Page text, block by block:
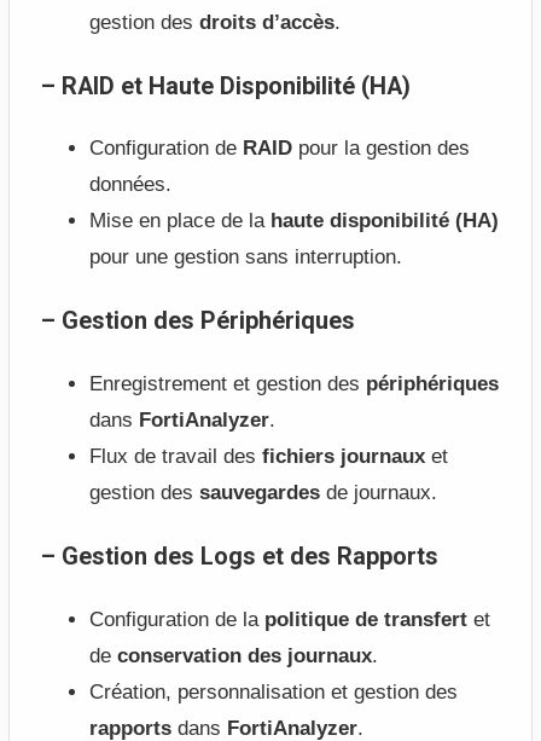
gestion des droits d’accès.
– RAID et Haute Disponibilité (HA)
Configuration de RAIDpour la gestion des
données.
Mise en place de la haute disponibilité (HA)
pour une gestion sans interruption.
– Gestion des Périphériques
Enregistrement et gestion des périphériques
dans FortiAnalyzer.
Flux de travail des fichiers journauxet
gestion des sauvegardesde journaux.
– Gestion des Logs et des Rapports
Configuration de la politique de transfertet
de conservation des journaux.
Création, personnalisation et gestion des
rapportsdans FortiAnalyzer.